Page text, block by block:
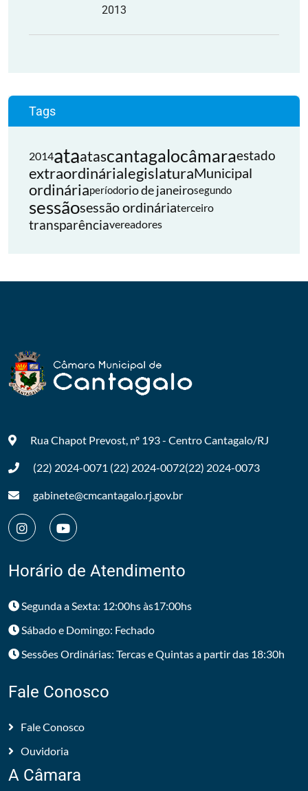
2013
Tags
2014ataatascantagalocâmaraestado
extraordinárialegislaturaMunicipal
ordináriaperíodorio de janeirosegundo
sessãosessão ordináriaterceiro
transparênciavereadores
Rua Chapot Prevost, nº 193 - CentroCantagalo/RJ
(22) 2024-0071 (22) 2024-0072(22) 2024-0073
gabinete@cmcantagalo.rj.gov.br
Horário de Atendimento
Segunda a Sexta: 12:00hs às17:00hs
Sábado e Domingo: Fechado
Sessões Ordinárias: Tercas e Quintas a partir das 18:30h
Fale Conosco
Fale Conosco
Ouvidoria
A Câmara